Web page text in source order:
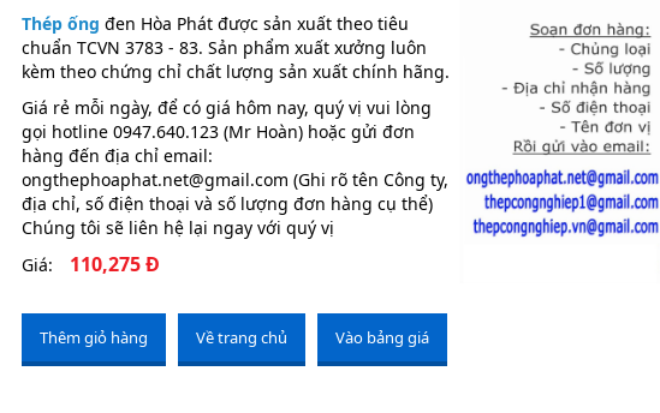
Thép ống đen Hòa Phát được sản xuất theo tiêu
chuẩn TCVN 3783 - 83. Sản phẩm xuất xưởng luôn
kèm theo chứng chỉ chất lượng sản xuất chính hãng.
Giá rẻ mỗi ngày, để có giá hôm nay, quý vị vui lòng
gọi hotline 0947.640.123 (Mr Hoàn) hoặc gửi đơn
hàng đến địa chỉ email:
ongthephoaphat.net@gmail.com (Ghi rõ tên Công ty,
địa chỉ, số điện thoại và số lượng đơn hàng cụ thể)
Chúng tôi sẽ liên hệ lại ngay với quý vị
Giá:
110,275 Đ
Thêm giỏ hàng Về trang chủ Vào bảng giá